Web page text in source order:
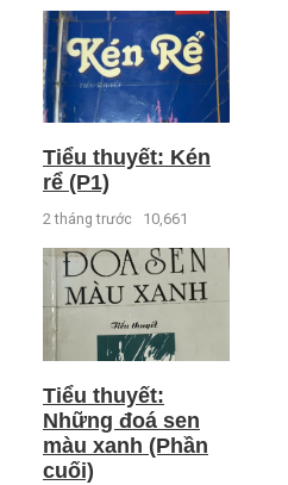
Tiểu thuyết: Kén
rể (P1)
2 tháng trước 10,661
Tiểu thuyết:
Những đoá sen
màu xanh (Phần
cuối)